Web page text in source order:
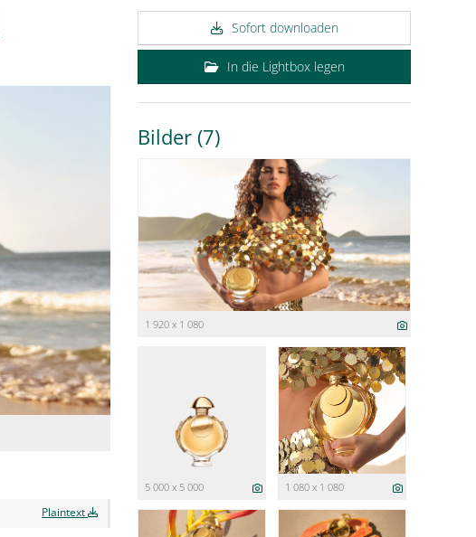
Plaintext
Sofort downloaden
In die Lightbox legen
Bilder (7)
1 920 x 1 080
5 000 x 5 000 1 080 x 1 080